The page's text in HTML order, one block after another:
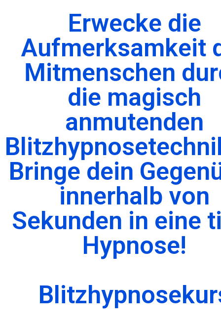
Erwecke die
Aufmerksamkeit
Mitmenschen
die magisch
anmutenden
Bringe dein
innerhalb von
Sekunden in eine
Hypnose!